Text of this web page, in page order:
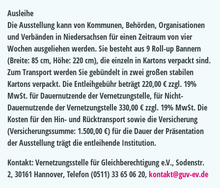
Ausleihe
Die Ausstellung kann von Kommunen, Behörden, Organisationen
und Verbänden in Niedersachsen für einen Zeitraum von vier
Wochen ausgeliehen werden. Sie besteht aus 9 Roll-up Bannern
(Breite: 85 cm, Höhe: 220 cm), die einzeln in Kartons verpackt sind.
Zum Transport werden Sie gebündelt in zwei großen stabilen
Kartons verpackt. Die Entleihgebühr beträgt 220,00 € zzgl. 19%
MwSt. für Dauernutzende der Vernetzungstelle, für Nicht-
Dauernutzende der Vernetzungstelle 330,00 € zzgl. 19% MwSt. Die
Kosten für den Hin- und Rücktransport sowie die Versicherung
(Versicherungssumme: 1.500,00 €) für die Dauer der Präsentation
der Ausstellung trägt die entleihende Institution.
Kontakt: Vernetzungsstelle für Gleichberechtigung e.V., Sodenstr.
2, 30161 Hannover, Telefon (0511) 33 65 06 20,kontakt@guv-ev.de